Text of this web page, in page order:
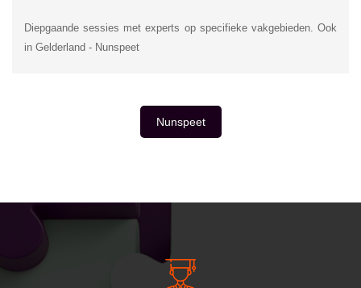
Diepgaande sessies met experts op specifieke vakgebieden. Ook
in Gelderland - Nunspeet
Nunspeet
INSIDE INFORMATIE